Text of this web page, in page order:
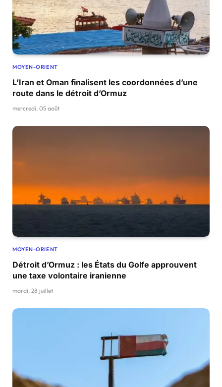
MOYEN-ORIENT
L’Iran et Oman finalisent les coordonnées d’une
route dans le détroit d’Ormuz
mercredi, 05 août
MOYEN-ORIENT
Détroit d’Ormuz : les États du Golfe approuvent
une taxe volontaire iranienne
mardi, 28 juillet